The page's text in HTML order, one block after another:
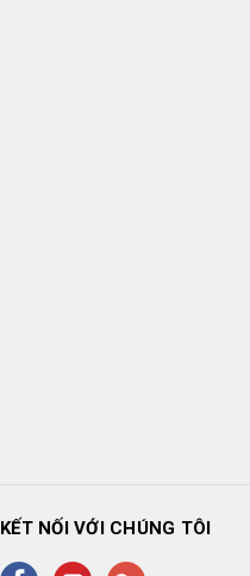
KẾT NỐI VỚI CHÚNG TÔI